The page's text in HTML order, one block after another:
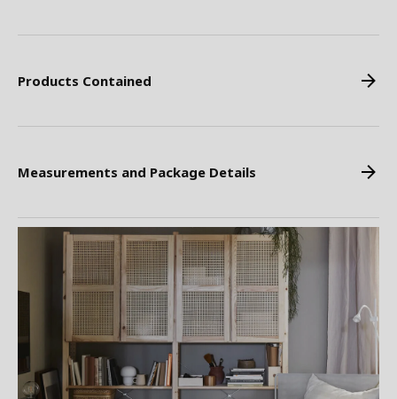
Products Contained
Measurements and Package Details